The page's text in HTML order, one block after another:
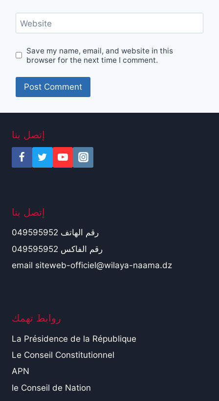
Website
Save my name, email, and website in this
browser for the next time I comment.
إتصل بنا
إتصل بنا
رقم الهاتف 049595952
رقم الفاكس 049595952
email siteweb-officiel@wilaya-naama.dz
روابط تهمك
La Présidence de la République
Le Conseil Constitutionnel
APN
le Conseil de Nation